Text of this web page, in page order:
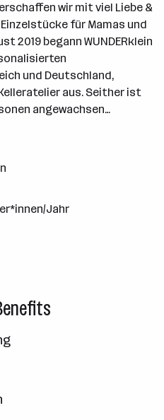
wir mit viel Liebe &
für Mamas und
2019 begann WUNDERklein
und Deutschland,
aus. Seither ist
angewachsen…
Jahr